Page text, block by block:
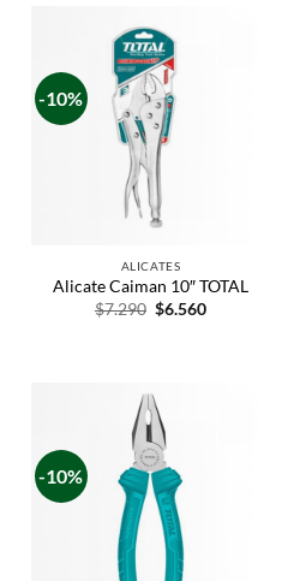
-10%
ALICATES
Alicate Caiman 10″ TOTAL
$7.290 $6.560
-10%